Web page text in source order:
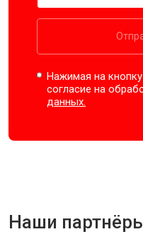
Нажимая на
согласие на
данных.
Наши